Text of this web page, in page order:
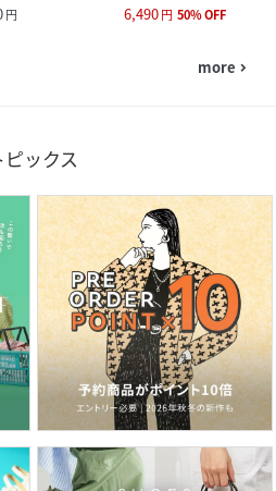
円 6,490円 50%OFF
more navigate_next
ピックス